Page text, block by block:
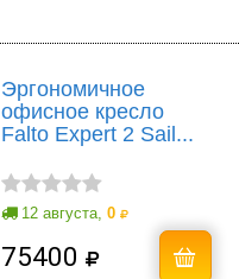
Эргономичное
офисное кресло
Falto Expert 2 Sail...
12 августа, 0
75400